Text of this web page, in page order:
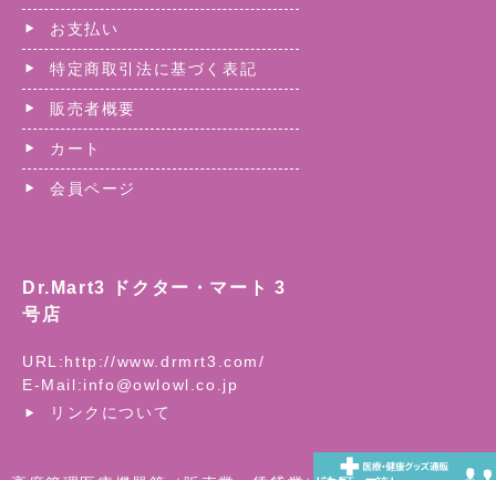
お支払い
特定商取引法に基づく表記
販売者概要
カート
会員ページ
Dr.Mart3 ドクター・マート 3
号店
URL:http://www.drmrt3.com/
E-Mail:info@owlowl.co.jp
リンクについて